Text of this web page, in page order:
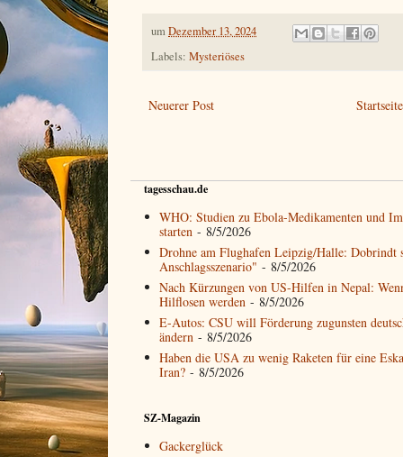
umDezember 13, 2024
Labels: Mysteriöses
Neuerer Post Startseite
tagesschau.de
WHO: Studien zu Ebola-Medikamenten und
starten - 8/5/2026
Drohne am Flughafen Leipzig/Halle: Dobrindt
Anschlagsszenario" - 8/5/2026
Nach Kürzungen von US-Hilfen in Nepal:
Hilflosen werden - 8/5/2026
E-Autos: CSU will Förderung zugunsten
ändern - 8/5/2026
Haben die USA zu wenig Raketen für eine
Iran? - 8/5/2026
SZ-Magazin
Gackerglück